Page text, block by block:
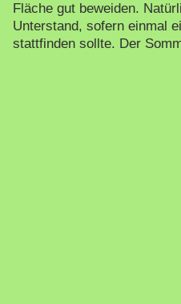
Fläche gut beweiden.
Unterstand, sofern einmal
stattfinden sollte. Der